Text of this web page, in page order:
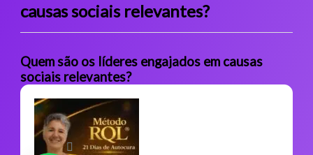
Glossário
Fale Conosco
causas sociais relevantes?
Quem são os líderes engajados em causas
sociais relevantes?